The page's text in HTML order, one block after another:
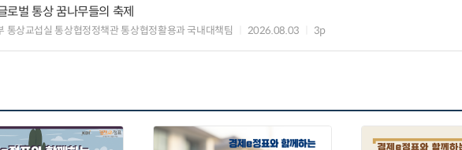
로벌 통상 꿈나무들의 축제
통상교섭실 통상협정정책관 통상협정활용과 국내대책팀 2026.08.03 3p